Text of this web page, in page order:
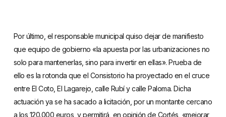
Por último, el responsable municipal quiso dejar de manifiesto
que equipo de gobierno «la apuesta por las urbanizaciones no
solo para mantenerlas, sino para invertir en ellas». Prueba de
ello es la rotonda que el Consistorio ha proyectado en el cruce
entre El Coto, El Lagarejo, calle Rubí y calle Paloma. Dicha
actuación ya se ha sacado a licitación, por un montante cercano
a los 120.000 euros, y permitirá, en opinión de Cortés, «mejorar